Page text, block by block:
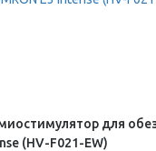
для
(HV-F021-EW)